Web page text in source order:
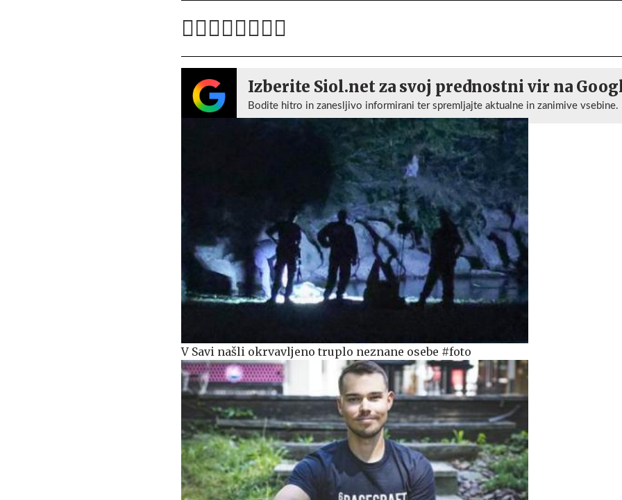
Izberite Siol.net za svoj prednostni vir na
Bodite hitro in zanesljivo informirani ter spremljajte aktualne in zanimive vsebine.
V Savi našli okrvavljeno truplo neznane osebe #foto